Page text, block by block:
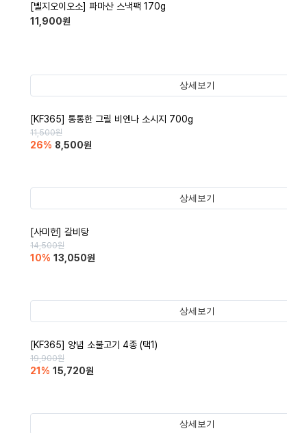
[벨지오이오소] 파마산 스낵팩 170g
11,900원
상세보기
[KF365] 통통한 그릴 비엔나 소시지 700g
11,500원
26% 8,500원
상세보기
[사미헌] 갈비탕
14,500원
10% 13,050원
상세보기
[KF365] 양념 소불고기 4종 (택1)
19,900원
21 % 15,720원
상세보기